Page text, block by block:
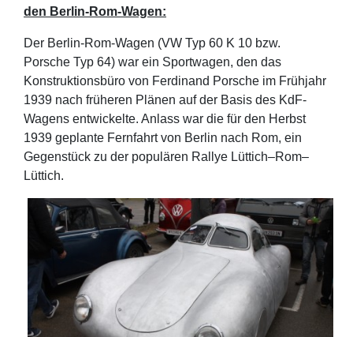
den Berlin-Rom-Wagen:
Der Berlin-Rom-Wagen (VW Typ 60 K 10 bzw.
Porsche Typ 64) war ein Sportwagen, den das
Konstruktionsbüro von Ferdinand Porsche im Frühjahr
1939 nach früheren Plänen auf der Basis des KdF-
Wagens entwickelte. Anlass war die für den Herbst
1939 geplante Fernfahrt von Berlin nach Rom, ein
Gegenstück zu der populären Rallye Lüttich–Rom–
Lüttich.